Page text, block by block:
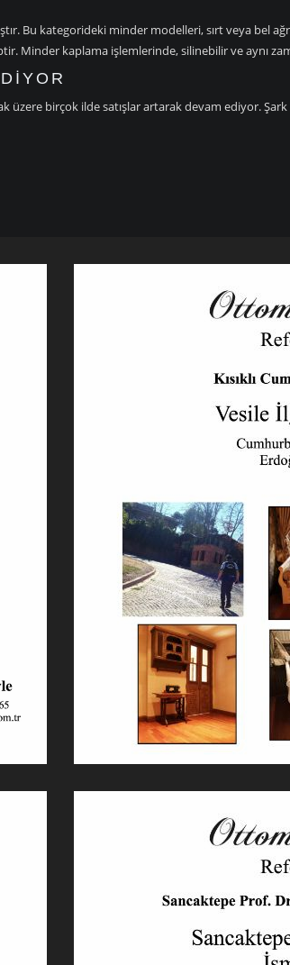
Bu kategorideki minder modelleri, sırt veya bel
Minder kaplama işlemlerinde, silinebilir ve aynı
birçok ilde satışlar artarak devam ediyor.